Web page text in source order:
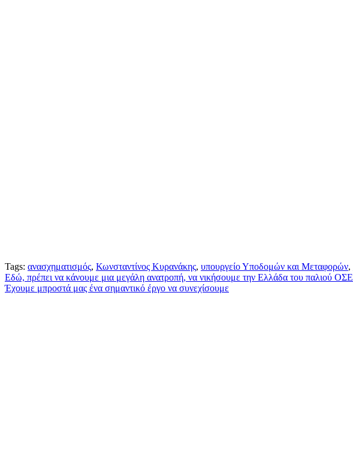
Tags: ανασχηματισμός, Κωνσταντίνος Κυρανάκης, υπουργείο Υποδομών και Μεταφορών,
Πλοήγηση
άρθρων
Εδώ, πρέπει να κάνουμε μια μεγάλη ανατροπή, να νικήσουμε την Ελλάδα του παλιού ΟΣΕ
Έχουμε μπροστά μας ένα σημαντικό έργο να συνεχίσουμε